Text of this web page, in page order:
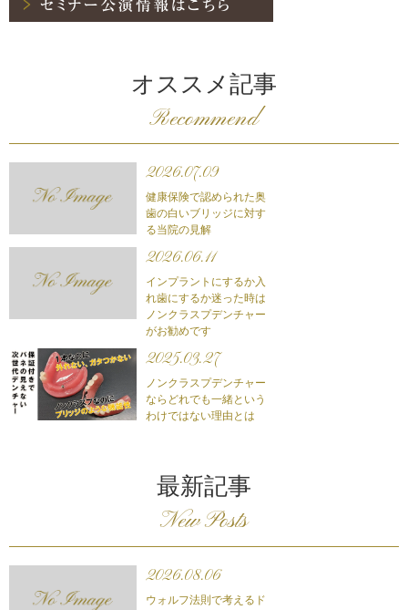
オススメ記事
Recommend
2026.07.09
健康保険で認められた奥
歯の白いブリッジに対す
る当院の見解
2026.06.11
インプラントにするか入
れ歯にするか迷った時は
ノンクラスプデンチャー
がお勧めです
2025.03.27
ノンクラスプデンチャー
ならどれでも一緒という
わけではない理由とは
最新記事
New Posts
2026.08.06
ウォルフ法則で考えるド